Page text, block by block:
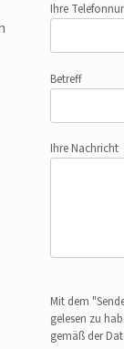
Ihre
Betreff
Ihre Nachricht
Mit dem
gelesen zu
gemäß der